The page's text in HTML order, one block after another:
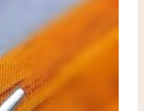
et
Matomo…).